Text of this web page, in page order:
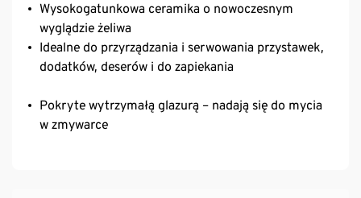
Wysokogatunkowa ceramika o nowoczesnym
wyglądzie żeliwa
Idealne do przyrządzania i serwowania przystawek,
dodatków, deserów i do zapiekania
Pokryte wytrzymałą glazurą – nadają się do mycia
w zmywarce